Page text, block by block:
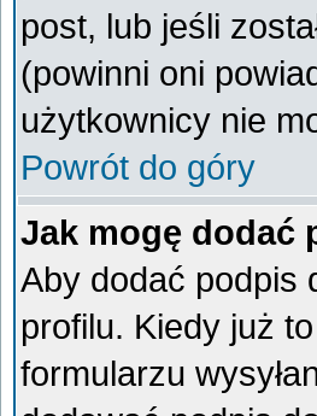
post, lub jeśli
(powinni oni
użytkownicy nie
Powrót do góry
Jak mogę dodać
Aby dodać podpis
profilu. Kiedy już
formularzu